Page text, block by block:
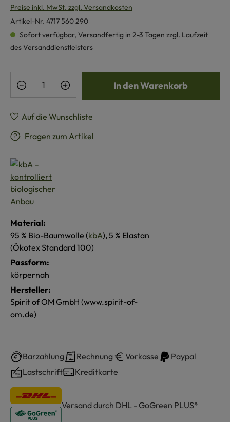
Preise inkl. MwSt. zzgl. Versandkosten
Artikel-Nr. 4717 560 290
Sofort verfügbar, Versandfertig in 2-3 Tagen zzgl. Laufzeit
des Versanddienstleisters
Produkt Anzahl: Gib den gewünschten
In den Warenkorb
Auf die Wunschliste
Fragen zum Artikel
Material:
95 % Bio-Baumwolle (kbA), 5 % Elastan
(Ökotex Standard 100)
Passform:
körpernah
Hersteller:
Spirit of OM GmbH (www.spirit-of-
om.de)
Barzahlung Rechnung Vorkasse
Paypal
Lastschrift
Kreditkarte
Versand durch DHL - GoGreen PLUS*